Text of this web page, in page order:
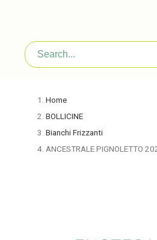
Home
BOLLICINE
Bianchi Frizzanti
ANCESTRALE PIGNOLETTO